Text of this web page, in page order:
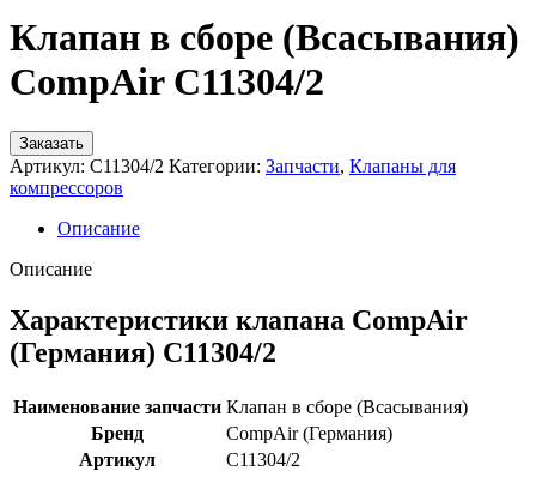
Клапан в сборе (Всасывания)
CompAir C11304/2
Заказать
Артикул: C11304/2 Категории: Запчасти, Клапаны для
компрессоров
Описание
Описание
Характеристики клапана CompAir
(Германия) C11304/2
Наименование запчасти Клапан в сборе (Всасывания)
Бренд
CompAir (Германия)
Артикул
C11304/2